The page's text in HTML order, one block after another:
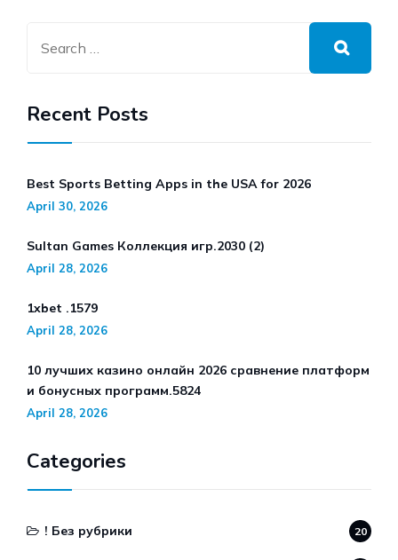
Recent Posts
Best Sports Betting Apps in the USA for 2026
April 30, 2026
Sultan Games Коллекция игр.2030 (2)
April 28, 2026
1xbet .1579
April 28, 2026
10 лучших казино онлайн 2026 сравнение платформ
и бонусных программ.5824
April 28, 2026
Categories
! Без рубрики 20